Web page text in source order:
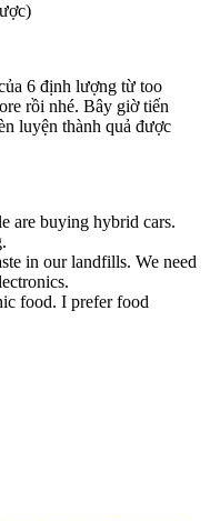
6 định lượng từ too
rồi nhé. Bây giờ tiến
luyện thành quả được
buying hybrid cars.
in our landfills. We need
food. I prefer food